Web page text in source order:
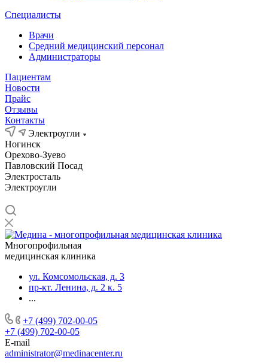
Специалисты
Врачи
Средний медицинский персонал
Администраторы
Пациентам
Новости
Прайс
Отзывы
Контакты
Электроугли
Ногинск
Орехово-Зуево
Павловский Посад
Электросталь
Электроугли
Многопрофильная
медицинская клиника
ул. Комсомольская, д. 3
пр-кт. Ленина, д. 2 к. 5
...
+7 (499) 702-00-05
+7 (499) 702-00-05
E-mail
administrator@medinacenter.ru